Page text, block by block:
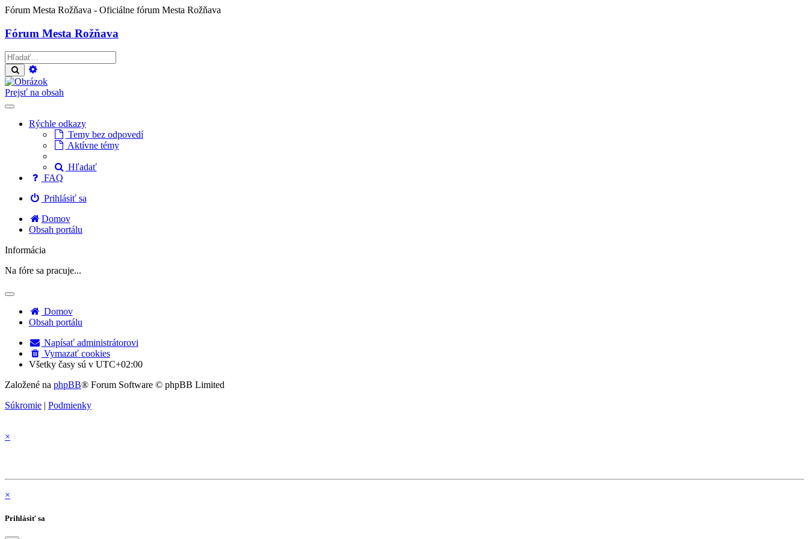
Fórum Mesta Rožňava - Oficiálne fórum Mesta Rožňava
Fórum Mesta Rožňava
Hľadať
vyhľadávanie
Prejsť na obsah
Rýchle odkazy
Temy bez odpovedí
Aktívne témy
Hľadať
FAQ
Prihlásiť sa
Domov
Obsah portálu
Informácia
Na fóre sa pracuje...
Domov
Obsah portálu
Napísať administrátorovi
Vymazať cookies
Všetky časy sú v UTC+02:00
Založené na phpBB® Forum Software © phpBB Limited
Súkromie | Podmienky
×
×
Prihlásiť sa